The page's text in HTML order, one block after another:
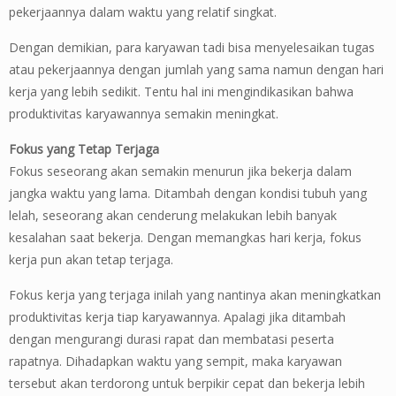
pekerjaannya dalam waktu yang relatif singkat.
Dengan demikian, para karyawan tadi bisa menyelesaikan tugas
atau pekerjaannya dengan jumlah yang sama namun dengan hari
kerja yang lebih sedikit. Tentu hal ini mengindikasikan bahwa
produktivitas karyawannya semakin meningkat.
Fokus yang Tetap Terjaga
Fokus seseorang akan semakin menurun jika bekerja dalam
jangka waktu yang lama. Ditambah dengan kondisi tubuh yang
lelah, seseorang akan cenderung melakukan lebih banyak
kesalahan saat bekerja. Dengan memangkas hari kerja, fokus
kerja pun akan tetap terjaga.
Fokus kerja yang terjaga inilah yang nantinya akan meningkatkan
produktivitas kerja tiap karyawannya. Apalagi jika ditambah
dengan mengurangi durasi rapat dan membatasi peserta
rapatnya. Dihadapkan waktu yang sempit, maka karyawan
tersebut akan terdorong untuk berpikir cepat dan bekerja lebih